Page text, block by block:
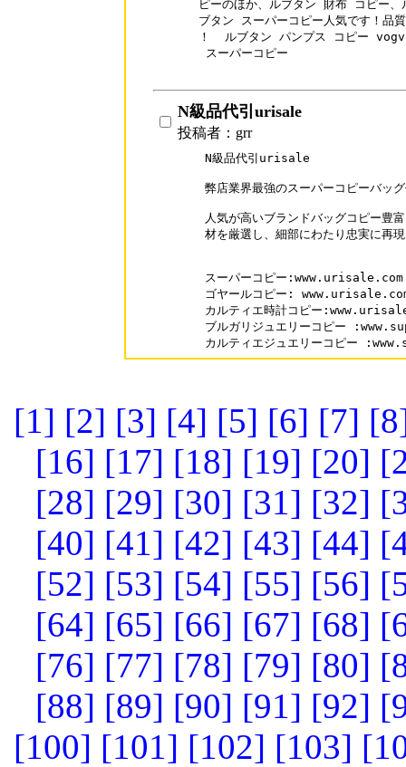
ピーのほか、ルブタン 財布 コピー
ブタン スーパーコピー人気です！品
！  ルブタン パンプス コピー
スーパーコピー
N級品代引urisale
投稿者：grr
N級品代引urisale
弊店業界最強のスーパーコピーバ
人気が高いブランドバッグコピー豊
材を厳選し、細部にわたり忠実に再
スーパーコピー:www.urisale.com
ゴヤールコピー:
カルティエ時計コピー
ブルガリジュエリーコピー
カルティエジュエリーコピー
[1] [2] [3] [4] [5] [6] [7]
[16] [17] [18] [19] [20]
[28] [29] [30] [31] [32]
[40] [41] [42] [43] [44]
[52] [53] [54] [55] [56]
[64] [65] [66] [67] [68]
[76] [77] [78] [79] [80]
[88] [89] [90] [91] [92]
[100] [101] [102] [103]